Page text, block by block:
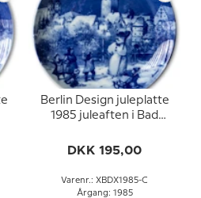
Berlin Design juleplatte
1985 juleaften i Bad
DKK 195,00
Varenr.: XBDX1985-C
Årgang: 1985